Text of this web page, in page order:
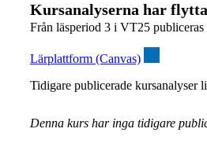
Kursanalyserna har
Från läsperiod 3 i VT25
Lärplattform (Canvas)
Tidigare publicerade kursanalyser
Denna kurs har inga tidigare